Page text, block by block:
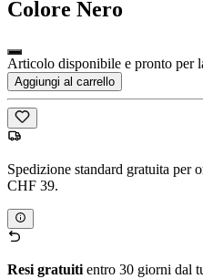
Colore Nero
Articolo disponibile e pronto per
Aggiungi al carrello
Spedizione standard gratuita per
CHF 39.
Resi gratuiti entro 30 giorni dal